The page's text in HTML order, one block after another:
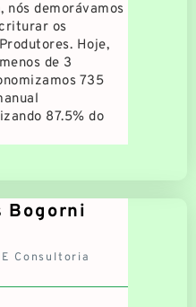
nós demorávamos
os
Hoje,
de 3
735
87.5% do
Bogorni
Consultoria